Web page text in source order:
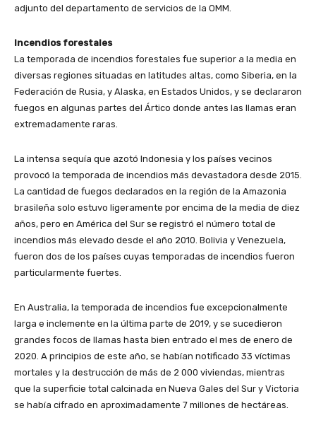
adjunto del departamento de servicios de la OMM.
Incendios forestales
La temporada de incendios forestales fue superior a la media en
diversas regiones situadas en latitudes altas, como Siberia, en la
Federación de Rusia, y Alaska, en Estados Unidos, y se declararon
fuegos en algunas partes del Ártico donde antes las llamas eran
extremadamente raras.
La intensa sequía que azotó Indonesia y los países vecinos
provocó la temporada de incendios más devastadora desde 2015.
La cantidad de fuegos declarados en la región de la Amazonia
brasileña solo estuvo ligeramente por encima de la media de diez
años, pero en América del Sur se registró el número total de
incendios más elevado desde el año 2010. Bolivia y Venezuela,
fueron dos de los países cuyas temporadas de incendios fueron
particularmente fuertes.
En Australia, la temporada de incendios fue excepcionalmente
larga e inclemente en la última parte de 2019, y se sucedieron
grandes focos de llamas hasta bien entrado el mes de enero de
2020. A principios de este año, se habían notificado 33 víctimas
mortales y la destrucción de más de 2 000 viviendas, mientras
que la superficie total calcinada en Nueva Gales del Sur y Victoria
se había cifrado en aproximadamente 7 millones de hectáreas.